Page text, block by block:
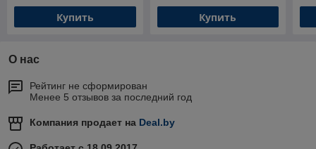
Купить Купить
О нас
Рейтинг не сформирован
Менее 5 отзывов за последний год
Компания продает на Deal.by